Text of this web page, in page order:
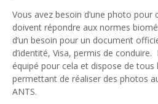
Vous avez besoin d’une photo pour
doivent répondre aux normes
d’un besoin pour un document
d’identité, Visa, permis de
équipé pour cela et dispose de tous
permettant de réaliser des photos
ANTS.